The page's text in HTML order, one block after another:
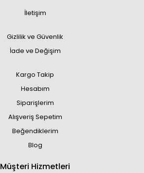
İletişim
Gizlilik ve Güvenlik
İade ve Değişim
Kargo Takip
Hesabım
Siparişlerim
Alışveriş Sepetim
Beğendiklerim
Blog
Müşteri Hizmetleri